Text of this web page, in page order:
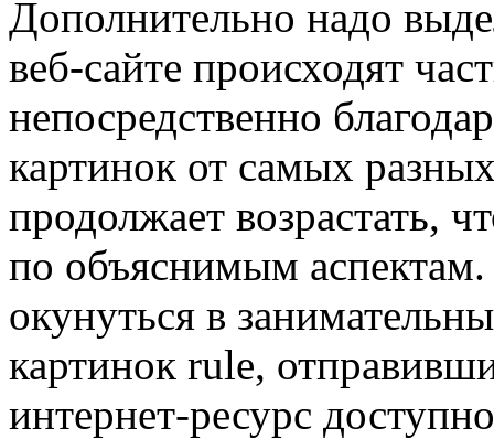
Дополнительно надо
веб-сайте происходят
непосредственно
картинок от самых
продолжает возрастать,
по объяснимым
окунуться в
картинок rule,
интернет-ресурс